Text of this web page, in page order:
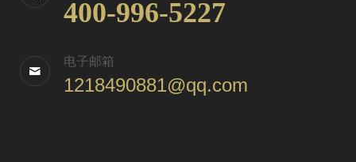
400-996-5227
电子邮箱
1218490881@qq.com